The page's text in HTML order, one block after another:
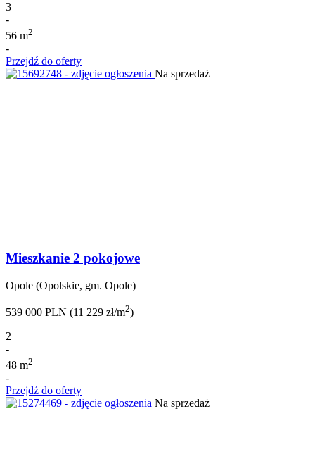
3
-
56 m2
-
Przejdź do oferty
Na sprzedaż
Mieszkanie 2 pokojowe
Opole (Opolskie, gm. Opole)
539 000 PLN (11 229 zł/m2)
2
-
48 m2
-
Przejdź do oferty
Na sprzedaż